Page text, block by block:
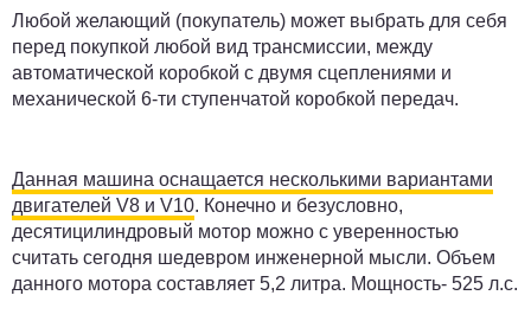
Любой желающий (покупатель) может выбрать для себя
перед покупкой любой вид трансмиссии, между
автоматической коробкой с двумя сцеплениями и
механической 6-ти ступенчатой коробкой передач.
Данная машина оснащается несколькими вариантами
двигателей V8 и V10. Конечно и безусловно,
десятицилиндровый мотор можно с уверенностью
считать сегодня шедевром инженерной мысли. Объем
данного мотора составляет 5,2 литра. Мощность- 525 л.с.